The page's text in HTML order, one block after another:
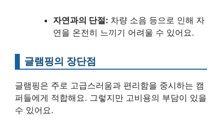
자연과의 단절: 차량 소음 등으로 인해 자
연을 온전히 느끼기 어려울 수 있어요.
글램핑의 장단점
글램핑은 주로 고급스러움과 편리함을 중시하는 캠
퍼들에게 적합해요. 그렇지만 고비용의 부담이 있을
수 있어요.